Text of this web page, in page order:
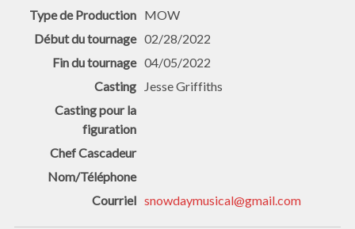
MOW
02/28/2022
04/05/2022
Jesse Griffiths
snowdaymusical@gmail.com